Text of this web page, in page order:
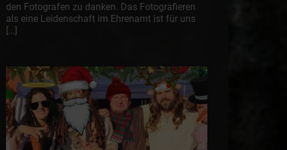
den Fotografen zu danken. Das Fotografieren
als eine Leidenschaft im Ehrenamt ist für uns
[…]